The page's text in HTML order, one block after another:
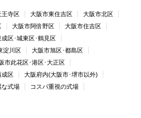
寺区 大阪市東住吉区
大阪市北区
大阪市阿倍野区
大阪市住吉区
区･城東区･鶴見区
淀川区
大阪市旭区･都島区
市此花区･港区･大正区
区
大阪府内(大阪市･堺市以外)
な式場 コスパ重視の式場